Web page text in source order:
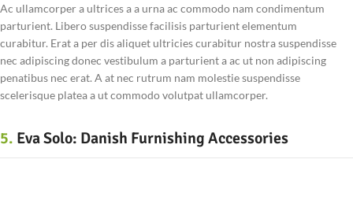
Ac ullamcorper a ultrices a a urna ac commodo nam condimentum
parturient. Libero suspendisse facilisis parturient elementum
curabitur. Erat a per dis aliquet ultricies curabitur nostra suspendisse
nec adipiscing donec vestibulum a parturient a ac ut non adipiscing
penatibus nec erat. A at nec rutrum nam molestie suspendisse
scelerisque platea a ut commodo volutpat ullamcorper.
5. Eva Solo: Danish Furnishing Accessories